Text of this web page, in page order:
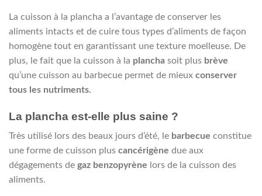
La cuisson à la plancha a l’avantage de conserver les
aliments intacts et de cuire tous types d’aliments de façon
homogène tout en garantissant une texture moelleuse. De
plus, le fait que la cuisson à la plancha soit plus brève
qu’une cuisson au barbecue permet de mieux conserver
tous les nutriments.
La plancha est-elle plus saine ?
Très utilisé lors des beaux jours d’été, le barbecue constitue
une forme de cuisson plus cancérigène due aux
dégagements de gaz benzopyrène lors de la cuisson des
aliments.